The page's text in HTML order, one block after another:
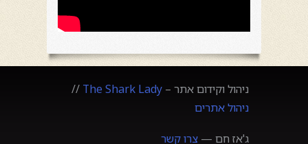
ניהול וקידום אתר – The Shark Lady
//
ניהול אתרים
ג'אז חם — צרו קשר